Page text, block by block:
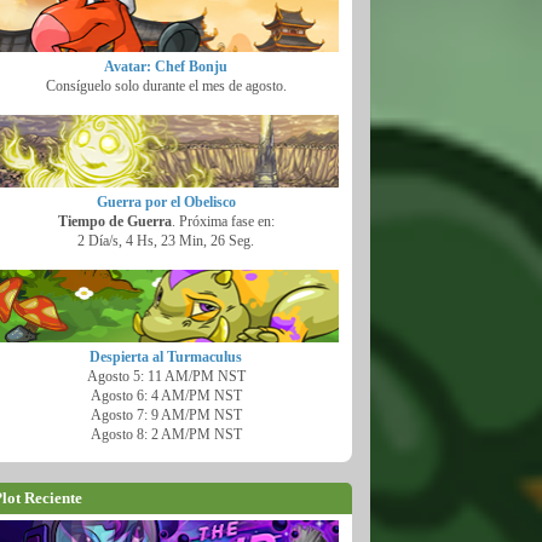
Avatar: Chef Bonju
Consíguelo solo durante el mes de agosto.
Guerra por el Obelisco
Tiempo de Guerra. Próxima fase en:
2 Día/s, 4 Hs, 23 Min, 24 Seg.
Despierta al Turmaculus
Agosto 5: 11 AM/PM NST
Agosto 6: 4 AM/PM NST
Agosto 7: 9 AM/PM NST
Agosto 8: 2 AM/PM NST
Reciente